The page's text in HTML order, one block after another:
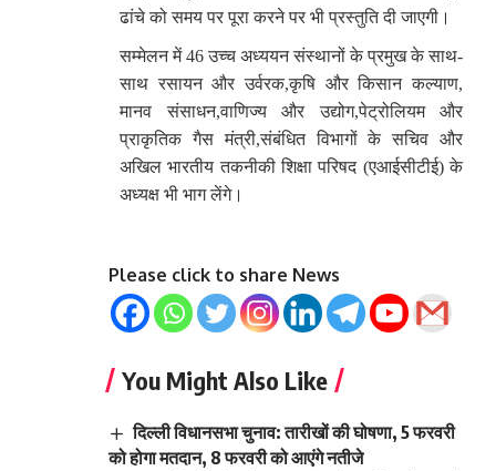
ढांचे को समय पर पूरा करने पर भी प्रस्तुति दी जाएगी।
सम्मेलन में 46 उच्च अध्ययन संस्थानों के प्रमुख के साथ-
साथ रसायन और उर्वरक,कृषि और किसान कल्याण,
मानव संसाधन,वाणिज्य और उद्योग,पेट्रोलियम और
प्राकृतिक गैस मंत्री,संबंधित विभागों के सचिव और
अखिल भारतीय तकनीकी शिक्षा परिषद (एआईसीटीई) के
अध्यक्ष भी भाग लेंगे।
Please click to share News
You Might Also Like
दिल्ली विधानसभा चुनाव: तारीखों की घोषणा, 5 फरवरी
को होगा मतदान, 8 फरवरी को आएंगे नतीजे